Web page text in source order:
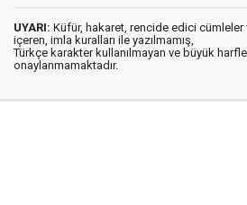
UYARI: Küfür, hakaret, rencide edici cümleler
içeren, imla kuralları ile yazılmamış,
Türkçe karakter kullanılmayan ve büyük
onaylanmamaktadır.